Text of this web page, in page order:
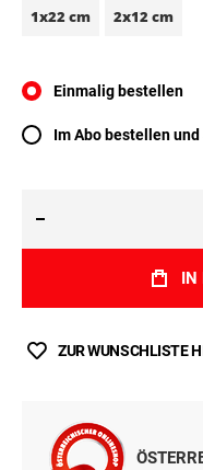
1x22 cm 2x12 cm
Einmalig bestellen
Im Abo bestellen und
IN
ZUR WUNSCHLISTE